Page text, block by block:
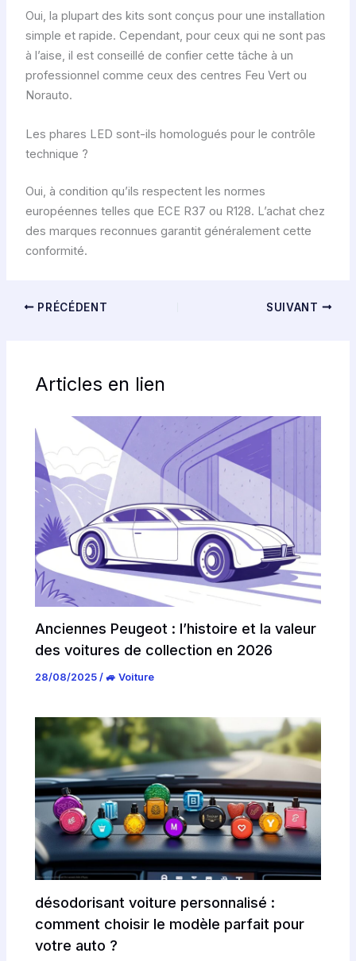
Oui, la plupart des kits sont conçus pour une installation
simple et rapide. Cependant, pour ceux qui ne sont pas
à l’aise, il est conseillé de confier cette tâche à un
professionnel comme ceux des centres Feu Vert ou
Norauto.
Les phares LED sont-ils homologués pour le contrôle
technique ?
Oui, à condition qu’ils respectent les normes
européennes telles que ECE R37 ou R128. L’achat chez
des marques reconnues garantit généralement cette
conformité.
PRÉCÉDENT SUIVANT
Articles en lien
Anciennes Peugeot : l’histoire et la valeur
des voitures de collection en 2026
28/08/2025/🚙 Voiture
désodorisant voiture personnalisé :
comment choisir le modèle parfait pour
votre auto ?